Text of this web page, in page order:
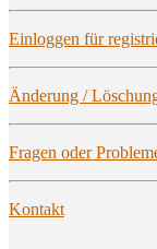
Ein­log­gen für
Ände­rung /
Fra­gen oder
Kon­takt